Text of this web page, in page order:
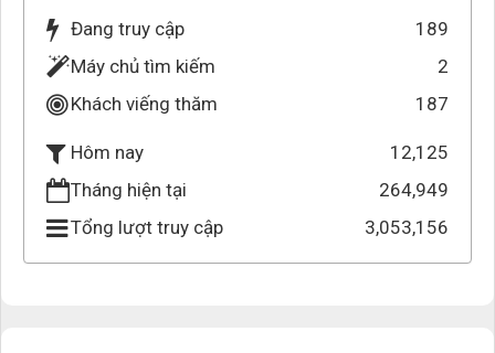
Đang truy cập
189
Máy chủ tìm kiếm
2
Khách viếng thăm
187
Hôm nay
12,125
Tháng hiện tại
264,949
Tổng lượt truy cập
3,053,156